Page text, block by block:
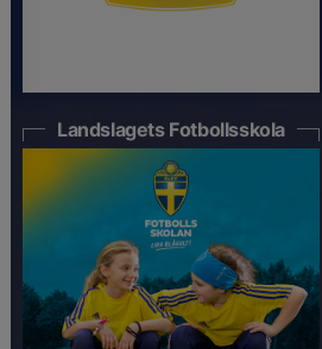
Landslagets Fotbollsskola